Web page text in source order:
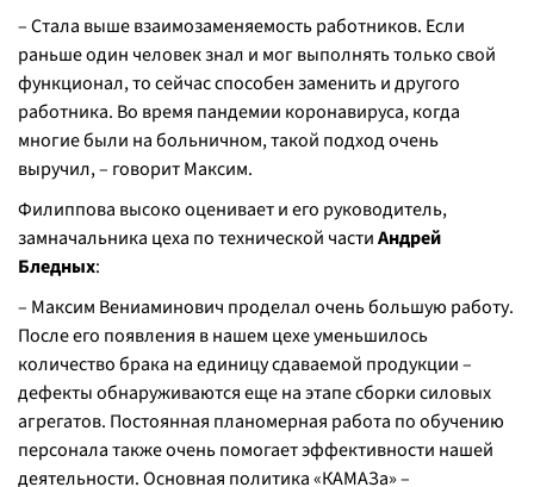
– Стала выше взаимозаменяемость работников. Если
раньше один человек знал и мог выполнять только свой
функционал, то сейчас способен заменить и другого
работника. Во время пандемии коронавируса, когда
многие были на больничном, такой подход очень
выручил, – говорит Максим.
Филиппова высоко оценивает и его руководитель,
замначальника цеха по технической частиАндрей
Бледных:
– Максим Вениаминович проделал очень большую работу.
После его появления в нашем цехе уменьшилось
количество брака на единицу сдаваемой продукции –
дефекты обнаруживаются еще на этапе сборки силовых
агрегатов. Постоянная планомерная работа по обучению
персонала также очень помогает эффективности нашей
деятельности. Основная политика «КАМАЗа» –